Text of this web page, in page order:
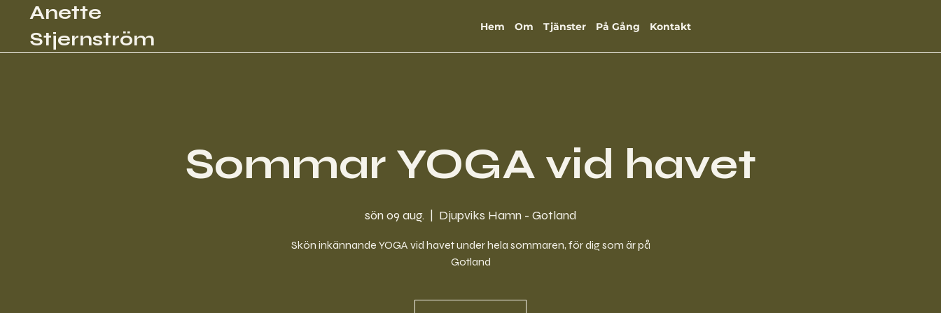
Anette
Stjernström
Hem Om Tjänster På Gång Kontakt
Sommar YOGA vid havet
sön 09 aug.
  |
Djupviks Hamn - Gotland
Skön inkännande YOGA vid havet under hela sommaren, för dig som är på
Gotland